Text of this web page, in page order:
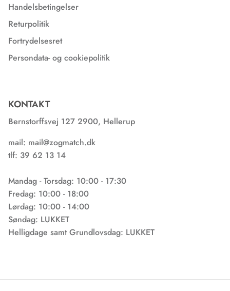
Handelsbetingelser
Returpolitik
Fortrydelsesret
Persondata- og cookiepolitik
KONTAKT
Bernstorffsvej 127 2900, Hellerup
mail: mail@zogmatch.dk
tlf: 39 62 13 14
Mandag - Torsdag: 10:00 - 17:30
Fredag: 10:00 - 18:00
Lørdag: 10:00 - 14:00
Søndag: LUKKET
Helligdage samt Grundlovsdag: LUKKET